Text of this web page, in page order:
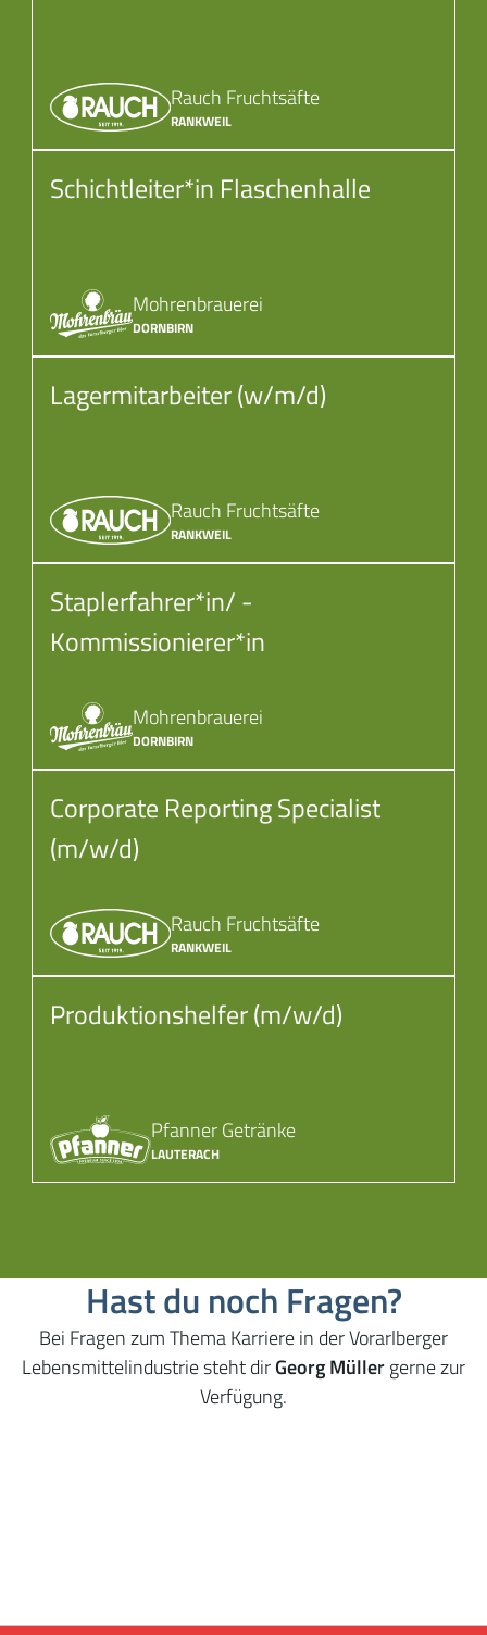
Rauch Fruchtsäfte
RANKWEIL
Schichtleiter*in Flaschenhalle
Mohrenbrauerei
DORNBIRN
Lagermitarbeiter (w/m/d)
Rauch Fruchtsäfte
RANKWEIL
Staplerfahrer*in/ ­
Kommissionierer*in
Mohrenbrauerei
DORNBIRN
Corporate Reporting Specialist
(m/w/d)
Rauch Fruchtsäfte
RANKWEIL
Produktionshelfer (m/w/d)
Pfanner Getränke
LAUTERACH
Hast du noch Fragen?
Bei Fragen zum Thema Karriere in der Vorarlberger
Lebensmittelindustrie steht dirGeorg Müllergerne zur
Verfügung.